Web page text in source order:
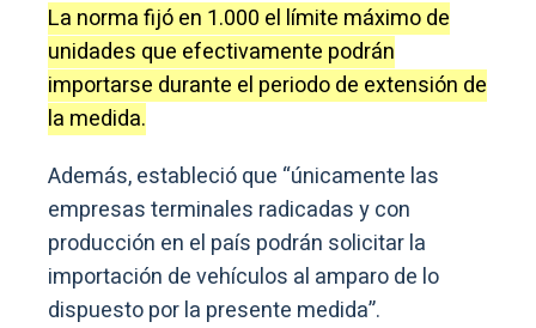
La norma fijó en 1.000 el límite máximo de
unidades que efectivamente podrán
importarse durante el periodo de extensión de
la medida.
Además, estableció que “únicamente las
empresas terminales radicadas y con
producción en el país podrán solicitar la
importación de vehículos al amparo de lo
dispuesto por la presente medida”.